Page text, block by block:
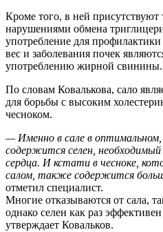
Кроме того, в ней
нарушениями обмена
употребление для
вес и заболевания почек
употреблению жирной свинины.
По словам Ковалькова, сало
для борьбы с высоким
чесноком.
— Именно в сале в оптимальном,
содержится селен,
сердца. И кстати в чесноке,
салом, также содержится
отметил специалист.
Многие отказываются от сала,
однако селен как раз
утверждает Ковальков.